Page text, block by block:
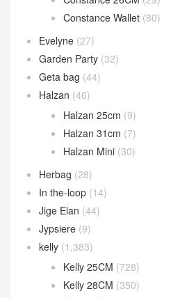
Calvi 卡包(38)
Chaine d’Ancre
Constance(895)
Constance 19CM
Constance 24CM
Constance 26CM
Constance Wallet
Evelyne(27)
Garden Party
Geta bag(44)
Halzan(46)
Halzan 25cm
Halzan 31cm
Halzan Mini (30)
Herbag(28)